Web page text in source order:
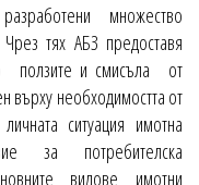
множество
тях АБЗ предоставя
ползите и смисъла от
върху необходимостта от
ситуация имотна
за потребителска
видове имотни